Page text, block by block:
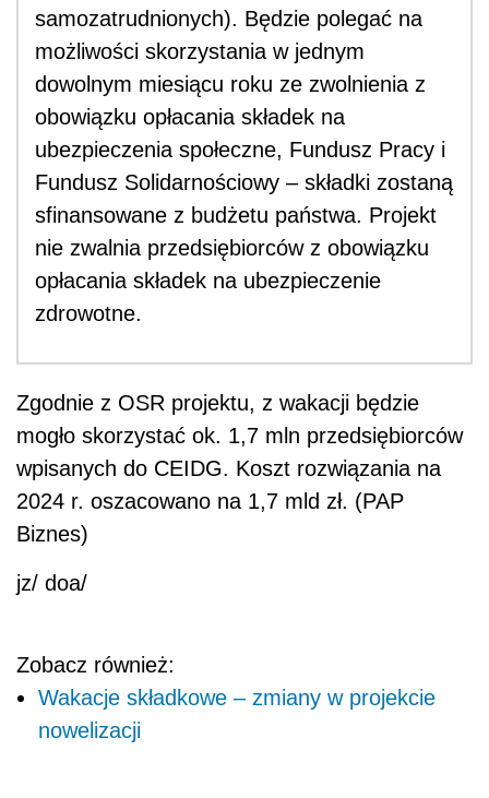
samozatrudnionych). Będzie polegać na
możliwości skorzystania w jednym
dowolnym miesiącu roku ze zwolnienia z
obowiązku opłacania składek na
ubezpieczenia społeczne, Fundusz Pracy i
Fundusz Solidarnościowy – składki zostaną
sfinansowane z budżetu państwa. Projekt
nie zwalnia przedsiębiorców z obowiązku
opłacania składek na ubezpieczenie
zdrowotne.
Zgodnie z OSR projektu, z wakacji będzie
mogło skorzystać ok. 1,7 mln przedsiębiorców
wpisanych do CEIDG. Koszt rozwiązania na
2024 r. oszacowano na 1,7 mld zł. (PAP
Biznes)
jz/ doa/
Zobacz również:
Wakacje składkowe – zmiany w projekcie
nowelizacji